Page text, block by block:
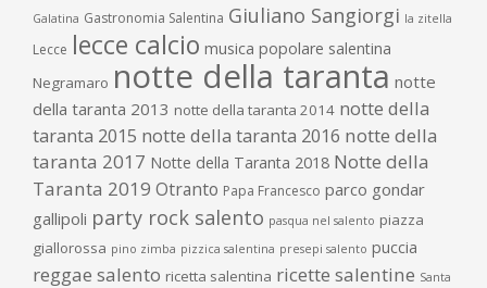
Galatina Gastronomia Salentina Giuliano Sangiorgi la zitella
Lecce lecce calcio musica popolare salentina
Negramaro notte della taranta notte
della taranta 2013 notte della taranta 2014 notte della
taranta 2015 notte della taranta 2016 notte della
taranta 2017 Notte della Taranta 2018 Notte della
Taranta 2019 Otranto Papa Francesco parco gondar
gallipoli party rock salento pasqua nel salento piazza
giallorossa pino zimba pizzica salentina presepi salento puccia
reggae salento ricetta salentina ricette salentine Santa